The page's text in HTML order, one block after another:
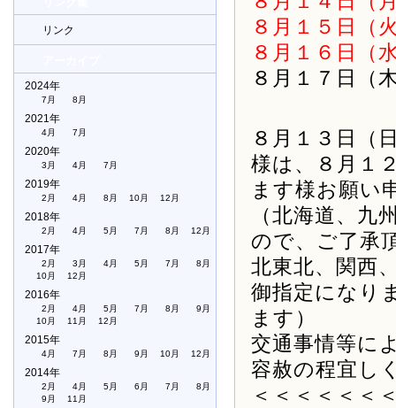
リンク
2024年
7月 8月
2021年
4月 7月
2020年
3月 4月 7月
2019年
2月 4月 8月 10月 12月
2018年
2月 4月 5月 7月 8月 12月
2017年
2月 3月 4月 5月 7月
8月
10月
12月
2016年
2月 4月 5月 7月 8月
9月
10月
11月 12月
2015年
4月 7月 8月 9月 10月 12月
2014年
2月 4月 5月 6月 7月
8月
9月
11月
８月１５日（
８月１６日（
８月１７日（
８月１３日（
様は、８月１
ます様お願い
（北海道、九
ので、ご了承
北東北、関西
御指定になり
ます）
交通事情等に
容赦の程宜し
＜＜＜＜＜